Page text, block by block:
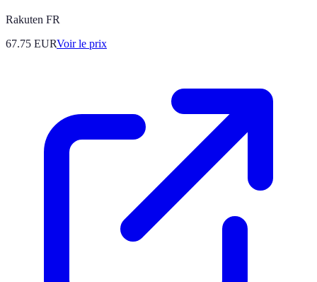
Rakuten FR
67.75 EURVoir le prix